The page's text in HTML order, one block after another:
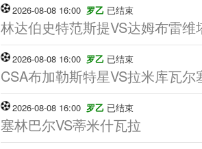
2026-08-08 16:00 罗乙 已结束
林达伯史特范斯提VS达姆布雷维
2026-08-08 16:00 罗乙 已结束
CSA布加勒斯特星VS拉米库瓦尔
2026-08-08 16:00 罗乙 已结束
塞林巴尔VS蒂米什瓦拉